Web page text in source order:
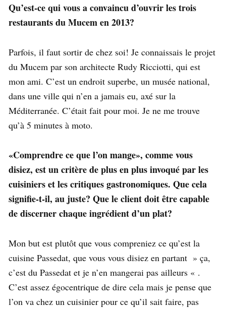
Qu’est-ce qui vous a convaincu d’ouvrir les trois
restaurants du Mucem en 2013?
Parfois, il faut sortir de chez soi! Je connaissais le projet
du Mucem par son architecte Rudy Ricciotti, qui est
mon ami. C’est un endroit superbe, un musée national,
dans une ville qui n’en a jamais eu, axé sur la
Méditerranée. C’était fait pour moi. Je ne me trouve
qu’à 5 minutes à moto.
«Comprendre ce que l’on mange», comme vous
disiez, est un critère de plus en plus invoqué par les
cuisiniers et les critiques gastronomiques. Que cela
signifie-t-il, au juste? Que le client doit être capable
de discerner chaque ingrédient d’un plat?
Mon but est plutôt que vous compreniez ce qu’est la
cuisine Passedat, que vous vous disiez en partant » ça,
c’est du Passedat et je n’en mangerai pas ailleurs « .
C’est assez égocentrique de dire cela mais je pense que
l’on va chez un cuisinier pour ce qu’il sait faire, pas